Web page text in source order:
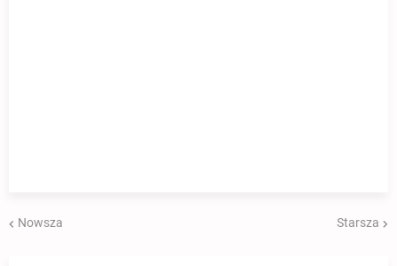
Nowsza Starsza